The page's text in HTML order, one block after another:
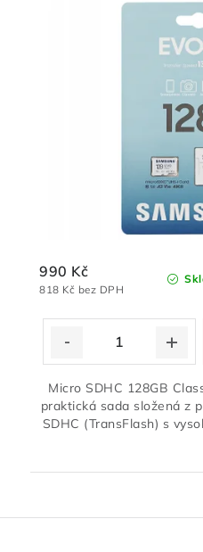
818 Kč bez DPH
990 Kč
Micro SDHC 128GB
praktická sada složená z
SDHC (TransFlash) s